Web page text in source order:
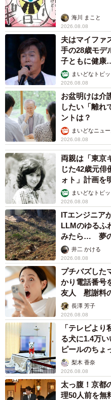
海川 まこと
2026.08.08
夫はマイファ
手の28歳モデ
子ともに健康
まいどなトピッ
2026.08.08
お盆明けは介
したい「離れ
ントは？
まいどなニュ
2026.08.08
両親は「東京
じた42歳元俳
ォト」計画
む」まいどなトピッ
2026.08.08
ITエンジニア
LLMのゆるふ
みたら… 夢の
るか井二 かける
2026.08.08
プチバズした
かり電話番号
友人 慰謝料
解説】長澤 芳子
2026.08.08
「テレビよ
る犬に1.4万
ピールのちょ
梨木 香奈
2026.08.08
太っ腹！京都
理50人前を無